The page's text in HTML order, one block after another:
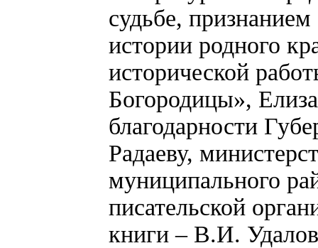
судьбе,
истории родного
исторической
Богородицы»,
благодарности
Радаеву,
муниципального
писательской
книги – В.И.